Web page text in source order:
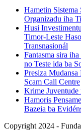
Hametin
Organizadu iha
Husi
Timor-Leste
Transnasionál
Fantasma sira
no Teste ida ba
Presiza
Scam Call Centre
Krime
Hamoris
Bazeia ba
Copyright 2024 -